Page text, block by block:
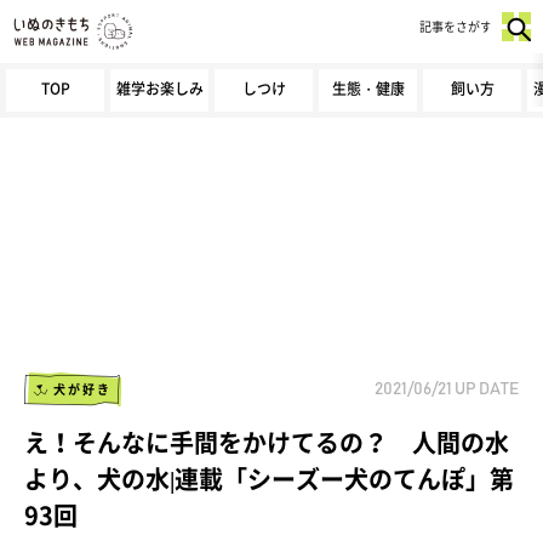
TOP 雑学お楽しみ しつけ 生態・健康 飼い方
記事をさがす
犬が好き 2021/06/21 UP DATE
え！そんなに手間をかけてるの？ 人間の水
より、犬の水|連載「シーズー犬のてんぽ」第
93回